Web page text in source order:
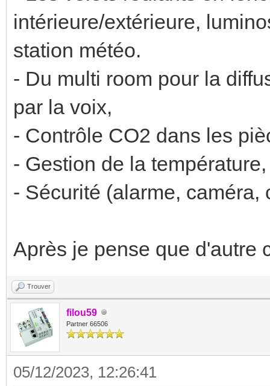
intérieure/extérieure,
station météo.
- Du multi room pour la
par la voix,
- Contrôle CO2 dans les
- Gestion de la température,
- Sécurité (alarme, caméra,
Après je pense que d'autre
Trouver
filou59
Partner 66506
05/12/2023, 12:26:41